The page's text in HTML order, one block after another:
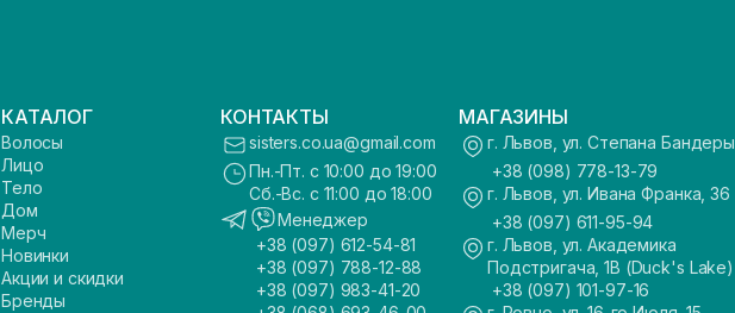
КАТАЛОГ
Волосы
Лицо
Тело
Дом
Мерч
Новинки
Акции и скидки
Бренды
КОНТАКТЫ
sisters.co.ua@gmail.com
Пн.-Пт. с 10:00 до 19:00
Сб.-Вс. с 11:00 до 18:00
Менеджер
+38 (097) 612-54-81
+38 (097) 788-12-88
+38 (097) 983-41-20
МАГАЗИНЫ
г. Львов, ул. Степана
+38 (098) 778-13-79
г. Львов, ул. Ивана Франка, 36
+38 (097) 611-95-94
г. Львов, ул. Академика
Подстригача, 1В (Duck's Lake)
+38 (097) 101-97-16